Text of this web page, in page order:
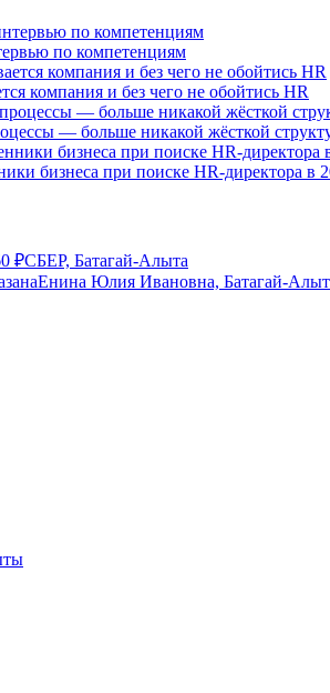
по компетенциям
компания и без чего не обойтись HR
— больше никакой жёсткой
бизнеса при поиске HR-директора в
₽СБЕР, Батагай-Алыта
Енина Юлия Ивановна, Батагай-